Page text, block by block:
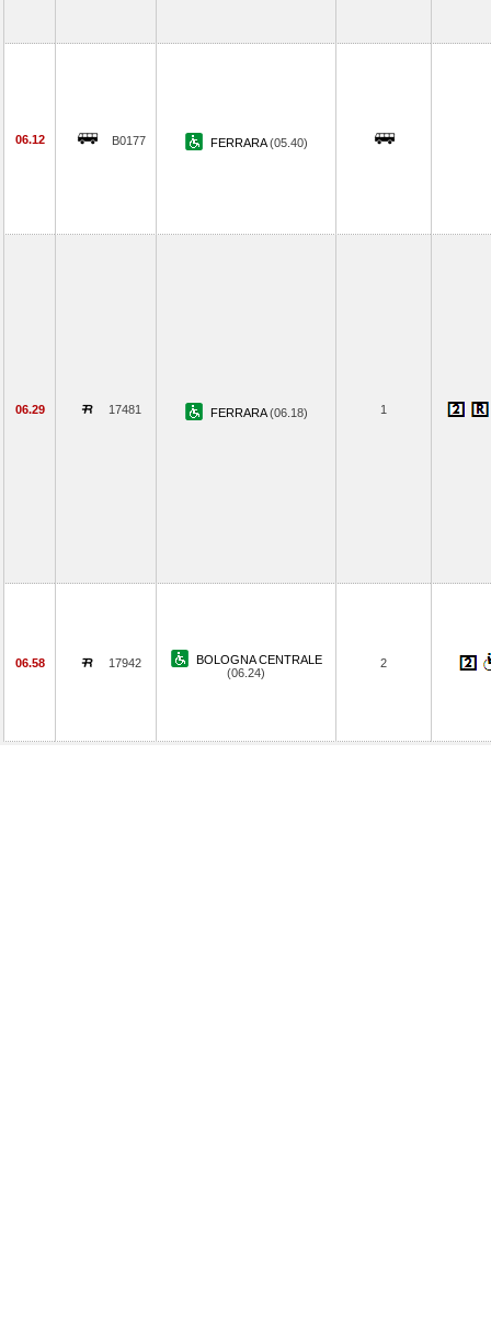
06.12 B0177 FERRARA(05.40)
06.29 17481 FERRARA(06.18) 1
06.58 17942
BOLOGNA CENTRALE
(06.24)
2